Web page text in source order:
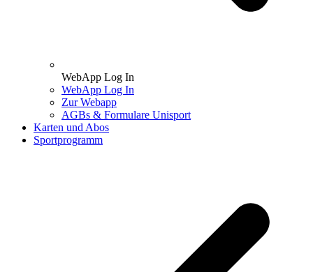
WebApp Log In
WebApp Log In
Zur Webapp
AGBs & Formulare Unisport
Karten und Abos
Sportprogramm